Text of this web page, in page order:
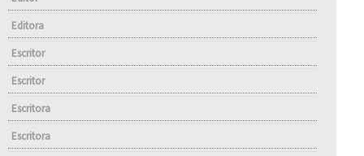
Editora
Escritor
Escritor
Escritora
Escritora